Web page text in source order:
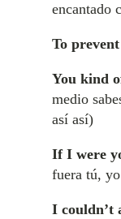
encantado
To
You kind
medio
así así)
If I were
fuera tú,
I couldn’t